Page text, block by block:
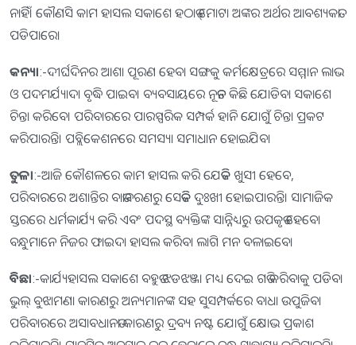
ନାହିଁ। କୌଣସି କାମ ହାସଲ ସକାଶେ ହଠାତ୍‌ ମୋଟା ଅଙ୍କର ଅର୍ଥର ଆବଶ୍ୟକତା
ପଡିପାରେ।
କନ୍ୟା:-ଦୀର୍ଘଦିନର ଆଶା ପୂରଣ ହେବା ସଙ୍ଗକୁ କର୍ମକ୍ଷେତ୍ରରେ ସମ୍ମାନ ଲାଭ
ଓ ପଦମର୍ଯ୍ୟାଦା ବୃଦ୍ଧି ପାଇବ। ବ୍ୟବସାୟରେ ନୂତନ କିଛି ଯୋଡିବା ସକାଶେ
ଚିନ୍ତା କରିବେ। ପରିବାରରେ ପାରସ୍ପରିକ ସମ୍ପର୍କ ହାନି ଯୋଗୁଁ ଚିନ୍ତା ପ୍ରକଟ
କରିପାରନ୍ତି। ପବ୍ଲିକେଶନରେ ସମସ୍ୟା ସମାଧାନ ହୋଇଯିବ।
ତୁଳା:-ଆଜି କୌଶଳରେ କାମ ହାସଲ କରି ଯେତିକି ଖୁସୀ ହେବେ,
ପରିବାରରେ ଅଶାନ୍ତିର ବାତାବରଣରୁ ସେତିକି ଦୁଃଖୀ ହୋଇପାରନ୍ତି। ସାମାଜିକ
ସ୍ତରରେ ଧର୍ମକାର୍ଯ୍ୟ କରି ଏବଂ ପଦସ୍ଥ ବ୍ୟକ୍ତିଙ୍କ ସାନ୍ନିଧ୍ୟରୁ ଉପକୃତ ହେବେ।
ବନ୍ଧୁମାନେ ନିଜର ଫାଇଦା ହାସଲ କରିବା ଲାଗି ମନ ବଳାଇବେ।
ବିଛା:-କାର୍ଯ୍ୟହାସଲ ସକାଶେ ବହୁତ ଝଡଝଞ୍ଜା ମଧ୍ୟ ଦେଇ ଗତି କରିବାକୁ ପଡିବ।
ଭୁଲ୍‌ ବୁଝାମଣା କାରଣରୁ ଅନ୍ୟମାନଙ୍କ ସହ ସୁସମ୍ପର୍କରେ ବାଧା ଉପୁଜିବ।
ପରିବାରରେ ଅସାବଧାନତା କାରଣରୁ ଦ୍ରବ୍ୟ ନଷ୍ଟ ଯୋଗୁଁ କ୍ଷୋଭ ପ୍ରକାଶ